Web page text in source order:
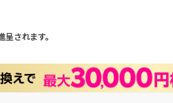
されます。